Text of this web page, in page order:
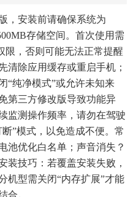
，安装前请确保系统为
存储空间。首次使用需
限，否则可能无法正常提醒
清除应用缓存或重启手机；
“纯净模式”或允许未知来
第三方修改版导致功能异
监测操作频率，请勿在驾驶
”模式，以免造成不便。常
池优化白名单；声音消失？
装技巧：若覆盖安装失败，
机型需关闭“内存扩展”才能